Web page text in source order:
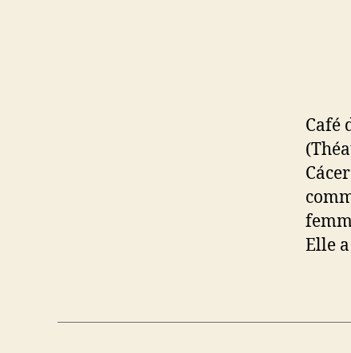
Café
Elle